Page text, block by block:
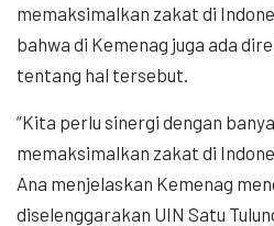
memaksimalkan zakat di
bahwa di Kemenag juga ada
tentang hal tersebut.
“Kita perlu sinergi dengan
memaksimalkan zakat di
Ana menjelaskan Kemenag
diselenggarakan UIN Satu